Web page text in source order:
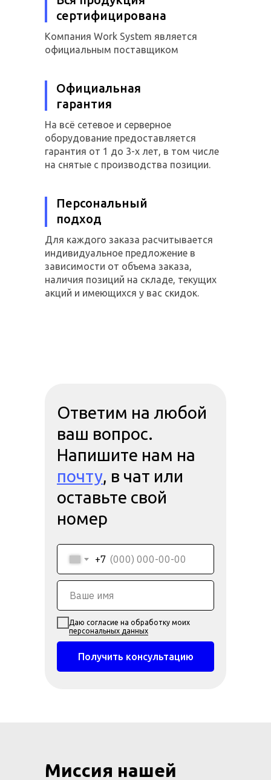
сертифицирована
Компания Work System является
официальным поставщиком
Официальная
гарантия
На всё сетевое и серверное
оборудование предоставляется
гарантия от 1 до 3-х лет, в том числе
на снятые с производства позиции.
Персональный
подход
Для каждого заказа расчитывается
индивидуальное предложение в
зависимости от объема заказа,
наличия позиций на складе, текущих
акций и имеющихся у вас скидок.
Ответим на любой
ваш вопрос.
Напишите нам на
почту, в чат или
оставьте свой
номер
+7
Даю согласие на обработку моих
персональных данных
Получить консультацию
Миссия нашей